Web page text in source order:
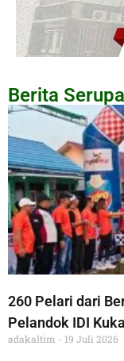
Berita Serupa
260 Pelari dari
Pelandok IDI
adakaltim 19 Juli 2026